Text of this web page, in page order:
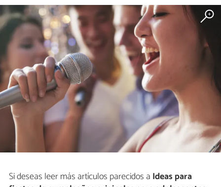
Si deseas leer más artículos parecidos a Ideas para